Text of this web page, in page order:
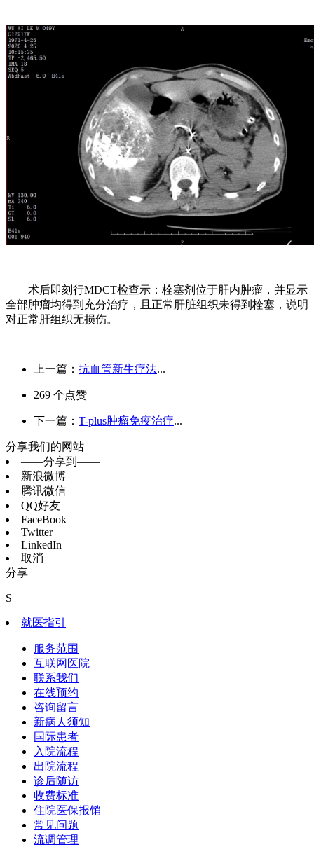
术后即刻行MDCT检查示：栓塞剂位于肝内肿瘤，并显示
全部肿瘤均得到充分治疗，且正常肝脏组织未得到栓塞，说明
对正常肝组织无损伤。
上一篇： 抗血管新生疗法...
269 个点赞
下一篇： T-plus肿瘤免疫治疗...
分享我们的网站
——分享到——
新浪微博
腾讯微信
QQ好友
FaceBook
Twitter
LinkedIn
取消
分享
S
就医指引
服务范围
互联网医院
联系我们
在线预约
咨询留言
新病人须知
国际患者
入院流程
出院流程
诊后随访
收费标准
住院医保报销
常见问题
流调管理